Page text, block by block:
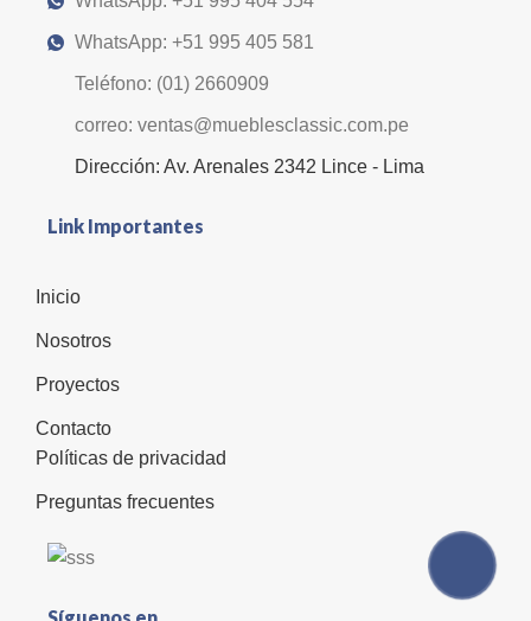
WhatsApp: +51 995 405 581
Teléfono: (01) 2660909
correo: ventas@mueblesclassic.com.pe
Dirección: Av. Arenales 2342 Lince - Lima
Link Importantes
Inicio
Nosotros
Proyectos
Contacto
Políticas de privacidad
Preguntas frecuentes
Síguenos en